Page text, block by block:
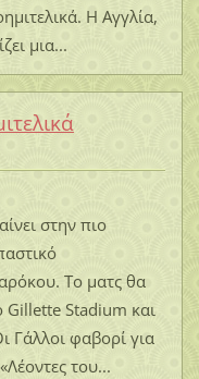
Η Αγγλία,
μια...
στην πιο
Το ματς θα
Gillette Stadium και
Γάλλοι φαβορί για
του...